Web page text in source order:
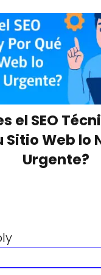
el SEO
Sitio Web lo
Urgente?